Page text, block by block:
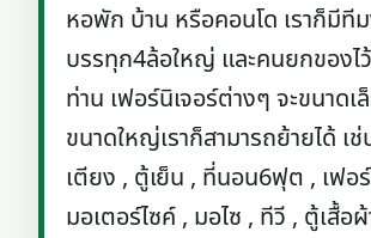
หอพัก บ้าน หรือคอนโด เราก็มีที
บรรทุก4ล้อใหญ่ และคนยกของไ
ท่าน เฟอร์นิเจอร์ต่างๆ จะขนาดเ
ขนาดใหญ่เราก็สามารถย้ายได้ เช่
เตียง , ตู้เย็น , ที่นอน6ฟุต , เฟอ
มอเตอร์ไซค์ , มอไซ , ทีวี , ตู้เสื้อ